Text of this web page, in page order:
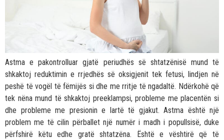
Astma e pakontrolluar gjatë periudhës së shtatzënisë mund të
shkaktoj reduktimin e rrjedhës së oksigjenit tek fetusi, lindjen në
peshë të vogël të fëmijës si dhe me rritje të ngadaltë. Ndërkohë që
tek nëna mund të shkaktoj preeklampsi, probleme me placentën si
dhe probleme me presionin e lartë të gjakut. Astma është një
problem me të cilin përballet një numër i madh i popullsisë, duke
përfshirë këtu edhe gratë shtatzëna. Është e vështirë që të